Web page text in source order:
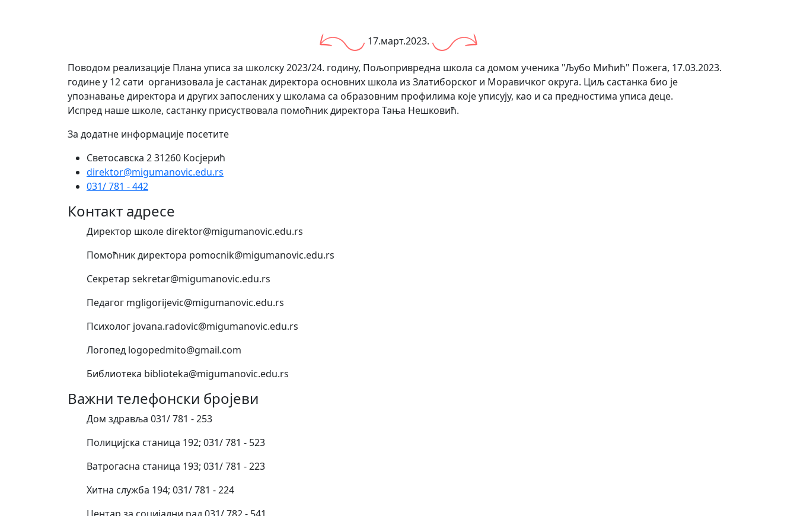
17.март.2023.
Поводом реализације Плана уписа за школску 2023/24. годину, Пољопривредна школа са домом ученика "Љубо Мићић" Пожега, 17.03.2023.
године у 12 сати организовала је састанак директора основних школа из Златиборског и Моравичког округа. Циљ састанка био је
упознавање директора и других запослених у школама са образовним профилима које уписују, као и са предностима уписа деце.
Испред наше школе, састанку присуствовала помоћник директора Тања Нешковић.
За додатне информације посетите
Светосавска 2 31260 Косјерић
direktor@migumanovic.edu.rs
031/ 781 - 442
Контакт адресе
Директор школе direktor@migumanovic.edu.rs
Помоћник директора pomocnik@migumanovic.edu.rs
Секретар sekretar@migumanovic.edu.rs
Педагог mgligorijevic@migumanovic.edu.rs
Психолог jovana.radovic@migumanovic.edu.rs
Логопед logopedmito@gmail.com
Библиотека biblioteka@migumanovic.edu.rs
Важни телефонски бројеви
Дом здравља 031/ 781 - 253
Полицијска станица 192; 031/ 781 - 523
Ватрогасна станица 193; 031/ 781 - 223
Хитна служба 194; 031/ 781 - 224